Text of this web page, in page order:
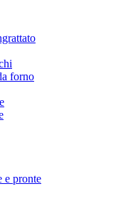
forno
e pronte